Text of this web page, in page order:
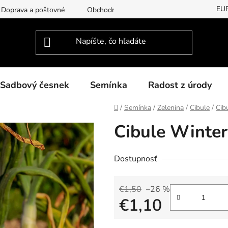
Doprava a poštovné Obchodní podmínky Podmínky
Sadbový česnek Semínka Radost z úrody
Domov
/ Semínka / Zelenina / Cibule /
Cibule
Dostupnosť
€1,50 –26 %
€1,10